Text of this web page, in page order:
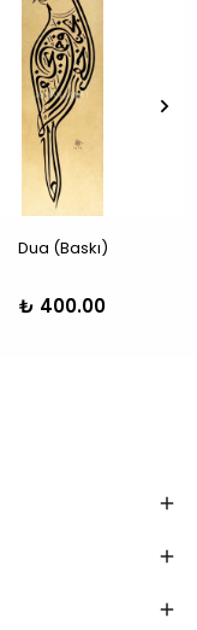
Dua (Baskı)
₺ 400.00